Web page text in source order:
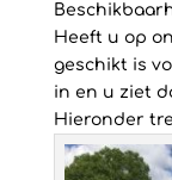
Heeft u op
geschikt is
in en u ziet
Hieronder